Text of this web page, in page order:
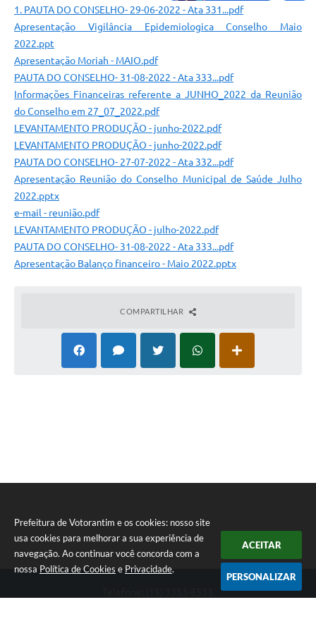
Prefeitura de Votorantim e os cookies: nosso site
usa cookies para melhorar a sua experiência de
navegação. Ao continuar você concorda com a
nossa Política de Cookies e Privacidade.
ACEITAR
PERSONALIZAR
COVID - 19
Diário Oficial
Jornal (Edições anteriores)
Uso de Internet e Recursos de Informática
Plano Municipal de Saneamento Básico
Arquivos para Download
Guarda Civil Municipal (GCM)
Arborização urbana
IPTU Selo Verde
1. PAUTA DO CONSELHO- 29-06-2022 - Ata 331...pdf
Apresentação Vigilância Epidemiologica Conselho Maio
2022.ppt
Apresentação Moriah - MAIO.pdf
PAUTA DO CONSELHO- 31-08-2022 - Ata 333...pdf
Informações Financeiras referente a JUNHO_2022 da Reunião
do Conselho em 27_07_2022.pdf
LEVANTAMENTO PRODUÇÃO - junho-2022.pdf
LEVANTAMENTO PRODUÇÃO - junho-2022.pdf
PAUTA DO CONSELHO- 27-07-2022 - Ata 332...pdf
Apresentação Reunião do Conselho Municipal de Saúde Julho
2022.pptx
e-mail - reunião.pdf
LEVANTAMENTO PRODUÇÃO - julho-2022.pdf
PAUTA DO CONSELHO- 31-08-2022 - Ata 333...pdf
Apresentação Balanço financeiro - Maio 2022.pptx
COMPARTILHAR